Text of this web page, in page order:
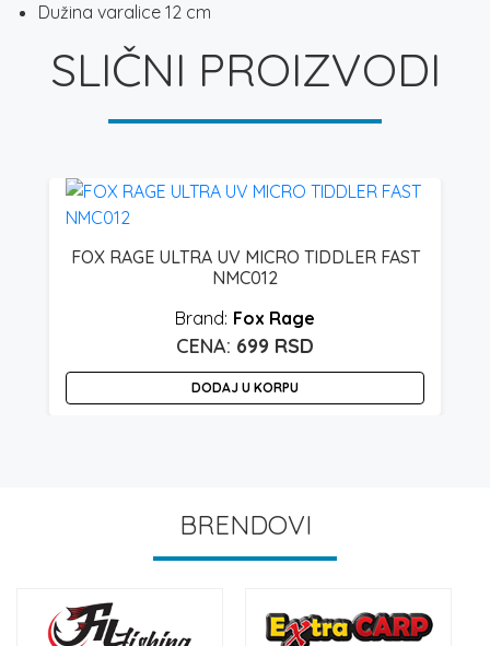
Dužina varalice 12 cm
SLIČNI PROIZVODI
FOX RAGE ULTRA UV MICRO TIDDLER FAST
NMC012
Fox Rage
699 RSD
DODAJ U KORPU
BRENDOVI